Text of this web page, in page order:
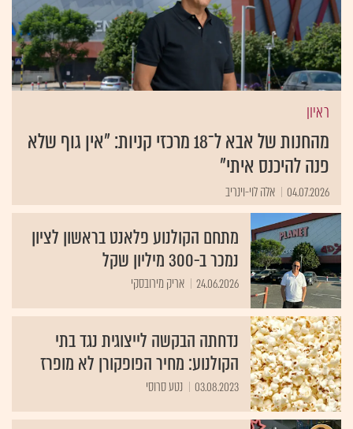
ראיון
מהחנות של אבא ל־18 מרכזי קניות: "אין גוף שלא
פנה להיכנס איתי"
04.07.2026 אלה לוי-וינריב
מתחם הקולנוע פלאנט בראשון לציון
נמכר ב-300 מיליון שקל
24.06.2026 אריק מירובסקי
נדחתה הבקשה לייצוגית נגד בתי
הקולנוע: מחיר הפופקורן לא מופרז
03.08.2023 נטע סרוסי